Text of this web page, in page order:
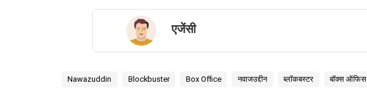
एजेंसी
Nawazuddin Blockbuster Box Office नवाजउद्दीन ब्लॉकबस्टर बॉक्स ऑफिस